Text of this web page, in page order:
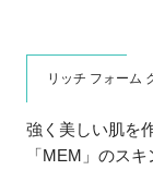
リッチ フォーム
強く美しい肌を
「MEM」のス